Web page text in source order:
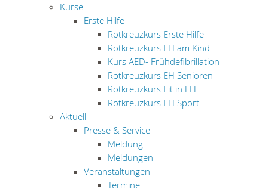
Kurse
Erste Hilfe
Rotkreuzkurs Erste Hilfe
Rotkreuzkurs EH am Kind
Kurs AED- Frühdefibrillation
Rotkreuzkurs EH Senioren
Rotkreuzkurs Fit in EH
Rotkreuzkurs EH Sport
Aktuell
Presse & Service
Meldung
Meldungen
Veranstaltungen
Termine